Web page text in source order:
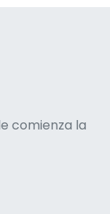
comienza la